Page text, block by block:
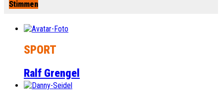
Stimmen
SPORT
Ralf Grengel